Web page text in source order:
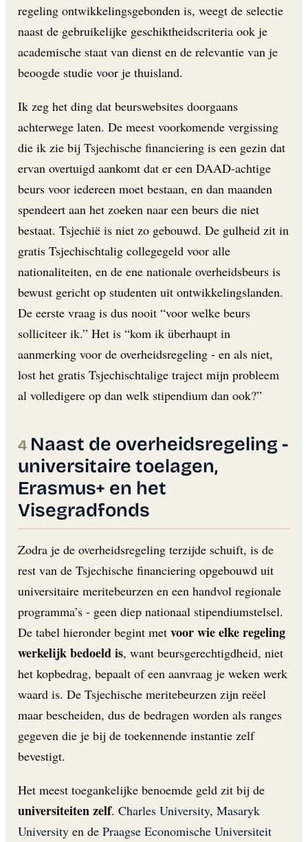
regeling ontwikkelingsgebonden is, weegt de selectie
naast de gebruikelijke geschiktheidscriteria ook je
academische staat van dienst en de relevantie van je
beoogde studie voor je thuisland.
Ik zeg het ding dat beurswebsites doorgaans
achterwege laten. De meest voorkomende vergissing
die ik zie bij Tsjechische financiering is een gezin dat
ervan overtuigd aankomt dat er een DAAD-achtige
beurs voor iedereen moet bestaan, en dan maanden
spendeert aan het zoeken naar een beurs die niet
bestaat. Tsjechië is niet zo gebouwd. De gulheid zit in
gratis Tsjechischtalig collegegeld voor alle
nationaliteiten, en de ene nationale overheidsbeurs is
bewust gericht op studenten uit ontwikkelingslanden.
De eerste vraag is dus nooit “voor welke beurs
solliciteer ik.” Het is “kom ik überhaupt in
aanmerking voor de overheidsregeling - en als niet,
lost het gratis Tsjechischtalige traject mijn probleem
al volledigere op dan welk stipendium dan ook?”
Naast de overheidsregeling -
universitaire toelagen,
Erasmus+ en het
Visegradfonds
Zodra je de overheidsregeling terzijde schuift, is de
rest van de Tsjechische financiering opgebouwd uit
universitaire meritebeurzen en een handvol regionale
programma’s - geen diep nationaal stipendiumstelsel.
De tabel hieronder begint met voor wie elke regeling
werkelijk bedoeld is, want beursgerechtigdheid, niet
het kopbedrag, bepaalt of een aanvraag je weken werk
waard is. De Tsjechische meritebeurzen zijn reëel
maar bescheiden, dus de bedragen worden als ranges
gegeven die je bij de toekennende instantie zelf
bevestigt.
Het meest toegankelijke benoemde geld zit bij de
universiteiten zelf. Charles University, Masaryk
University en de Praagse Economische Universiteit